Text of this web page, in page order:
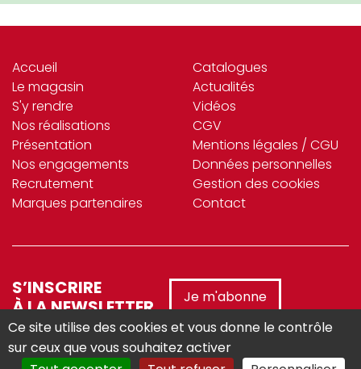
Accueil
Le magasin
S'y rendre
Nos réalisations
Présentation
Nos engagements
Recrutement
Marques partenaires
Catalogues
Actualités
Vidéos
CGV
Mentions légales / CGU
Données personnelles
Gestion des cookies
Contact
S’INSCRIRE
À LA NEWSLETTER
Je m'abonne
Ce site utilise des cookies et vous donne le contrôle
sur ceux que vous souhaitez activer